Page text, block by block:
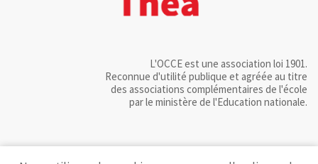
L'OCCE est une association loi 1901.
Reconnue d'utilité publique et agréée au titre
des associations complémentaires de l'école
par le ministère de l'Education nationale.